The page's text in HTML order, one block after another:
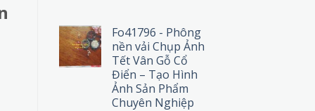
Fo41796 - Phông
nền vải Chụp Ảnh
Tết Vân Gỗ Cổ
Điển – Tạo Hình
Ảnh Sản Phẩm
Chuyên Nghiệp